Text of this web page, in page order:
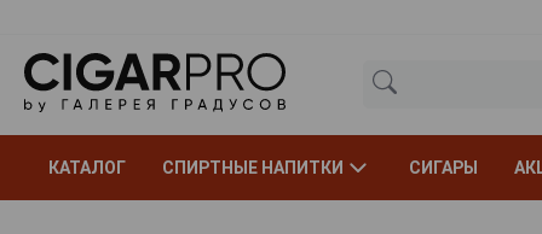
КАТАЛОГ СПИРТНЫЕ НАПИТКИ СИГАРЫ